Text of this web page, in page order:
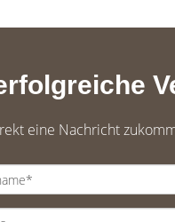
eine Nachricht